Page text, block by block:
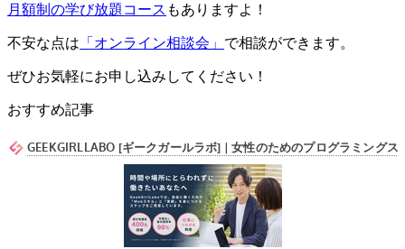
月額制の学び放題コース もありますよ！
不安な点は 「オンライン相談会」 で相談ができます。
ぜひお気軽にお申し込みしてください！
おすすめ記事